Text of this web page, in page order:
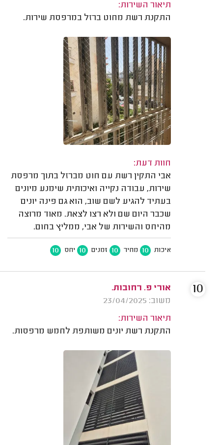
תיאור השירות:
התקנת רשת מחוט ברזל במרפסת שירות.
חוות דעת:
אבי התקין רשת עם חוט מברזל בתוך מרפסת
שירות, עבודה נקייה ואיכותית שימנע מיונים
בעתיד להגיע לשם שוב, הוא גם פינה יונים
שכבר היום שם ולא רצו לצאת. מאוד מרוצה
מהיחס והשירות של אבי, ממליץ בחום.
איכות 10 מחיר 10 זמנים 10 יחס 10
אורי פ. רחובות.
משוב: 23/04/2025
תיאור השירות:
התקנת רשת יונים משותפת לחמש מרפסות.
10